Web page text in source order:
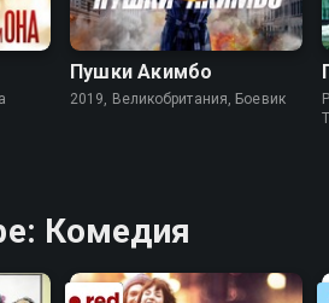
Пушки Акимбо
2019, Великобритания, Боевик
Комедия